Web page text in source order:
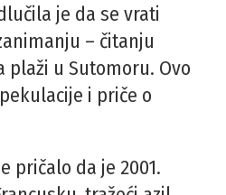
je da se vrati
– čitanju
plaži u Sutomoru. Ovo
i priče o
pričalo da je 2001.